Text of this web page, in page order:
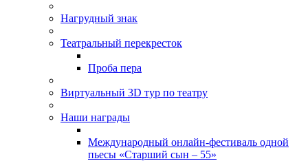
Нагрудный знак
Театральный перекресток
Проба пера
Виртуальный 3D тур по театру
Наши награды
Международный онлайн-фестиваль одной
пьесы «Старший сын – 55»